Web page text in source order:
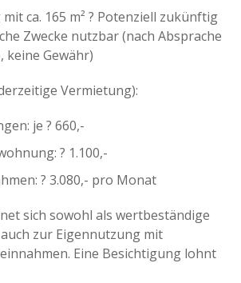
ca. 165 m² ? Potenziell zukünftig
Zwecke nutzbar (nach Absprache
keine Gewähr)
Vermietung):
je ? 660,-
? 1.100,-
? 3.080,- pro Monat
sich sowohl als wertbeständige
zur Eigennutzung mit
Eine Besichtigung lohnt